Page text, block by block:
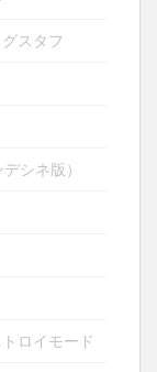
スタフ
シネ版）
ロイモード